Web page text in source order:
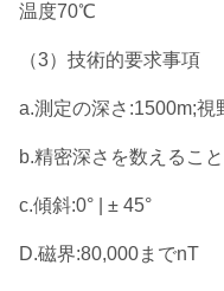
温度70℃
（3）技術的要求事項
a.測定の深さ:1500m;視
b.精密深さを数えるこ
c.傾斜:0° | ± 45°
D.磁界:80,000までnT